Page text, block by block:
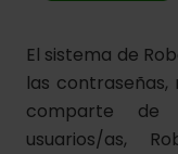
El sistema de
las
comparte de
usuarios/as,